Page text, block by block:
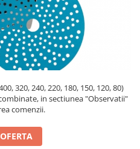
320, 240, 220, 180, 150, 120, 80)
in sectiunea "Observatii"
comenzii.